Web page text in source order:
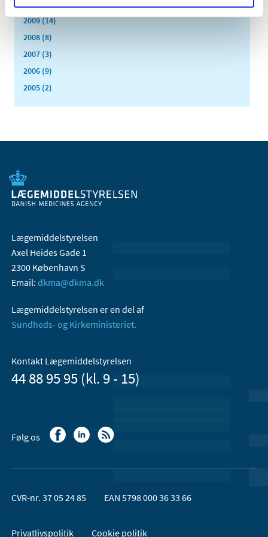
2010 (7)
2009 (14)
2008 (8)
2007 (3)
2006 (9)
2005 (2)
Lægemiddelstyrelsen
Axel Heides Gade 1
2300 København S
Email: dkma@dkma.dk
Lægemiddelstyrelsen er en del af
Sundheds- og Kirkeministeriet.
Kontakt Lægemiddelstyrelsen
44 88 95 95 (kl. 9 - 15)
Følg os
CVR-nr. 37 05 24 85 EAN 5798 000 36 33 66
Privatlivspolitik Cookie politik